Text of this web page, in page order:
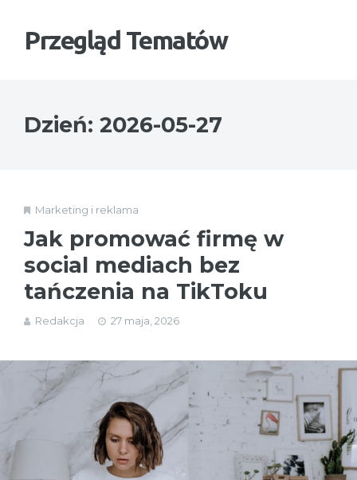
Przegląd Tematów
Dzień: 2026-05-27
Marketing i reklama
Jak promować firmę w
social mediach bez
tańczenia na TikToku
Redakcja 27 maja, 2026